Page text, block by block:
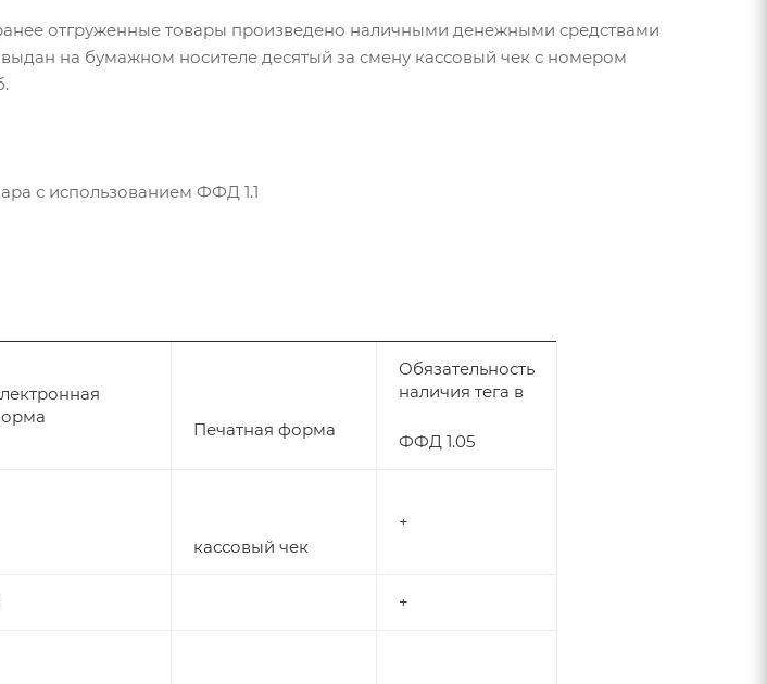
отгруженные товары произведено наличными денежными средствами
выдан на бумажном носителе десятый за смену кассовый чек с номером
с использованием ФФД 1.1
Печатная форма
Обязательность
наличия тега в
ФФД 1.05
кассовый чек
+
+